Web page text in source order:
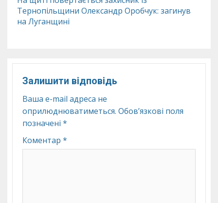
Тернопільщини Олександр Оробчук: загинув
на Луганщині
Залишити відповідь
Ваша e-mail адреса не
оприлюднюватиметься. Обов’язкові поля
позначені *
Коментар *